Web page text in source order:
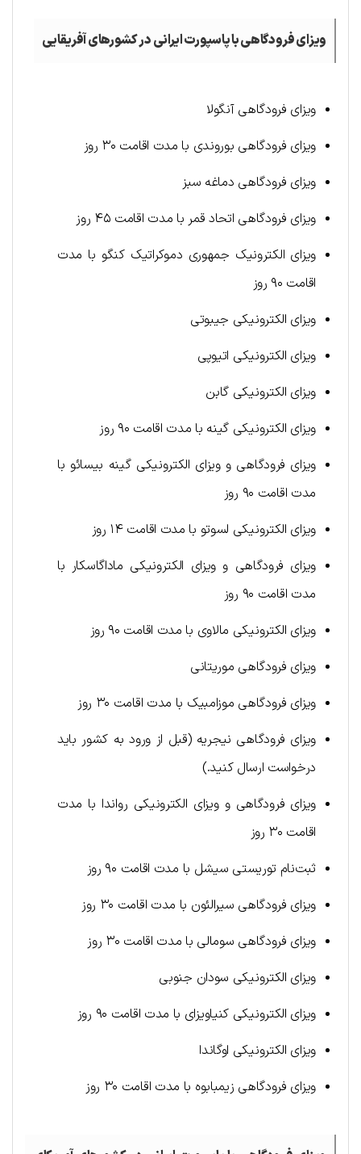
ویزای فرودگاهی با پاسپورت ایرانی در کشورهای آفریقایی
ویزای فرودگاهی آنگولا
ویزای فرودگاهی بوروندی با مدت اقامت ۳۰ روز
ویزای فرودگاهی دماغه سبز
ویزای فرودگاهی اتحاد قمر با مدت اقامت ۴۵ روز
ویزای الکترونیک جمهوری دموکراتیک کنگو با مدت
اقامت ۹۰ روز
ویزای الکترونیکی جیبوتی
ویزای الکترونیکی اتیوپی
ویزای الکترونیکی گابن
ویزای الکترونیکی گینه با مدت اقامت ۹۰ روز
ویزای فرودگاهی و ویزای الکترونیکی گینه بیسائو با
مدت اقامت ۹۰ روز
ویزای الکترونیکی لسوتو با مدت اقامت ۱۴ روز
ویزای فرودگاهی و ویزای الکترونیکی ماداگاسکار با
مدت اقامت ۹۰ روز
ویزای الکترونیکی مالاوی با مدت اقامت ۹۰ روز
ویزای فرودگاهی موریتانی
ویزای فرودگاهی موزامبیک با مدت اقامت ۳۰ روز
ویزای فرودگاهی نیجریه (قبل از ورود به کشور باید
درخواست ارسال کنید.)
ویزای فرودگاهی و ویزای الکترونیکی رواندا با مدت
اقامت ۳۰ روز
ثبت‌نام توریستی سیشل با مدت اقامت ۹۰ روز
ویزای فرودگاهی سیرالئون با مدت اقامت ۳۰ روز
ویزای فرودگاهی سومالی با مدت اقامت ۳۰ روز
ویزای الکترونیکی سودان جنوبی
ویزای الکترونیکی کنیاویزای با مدت اقامت ۹۰ روز
ویزای الکترونیکی اوگاندا
ویزای فرودگاهی زیمبابوه با مدت اقامت ۳۰ روز